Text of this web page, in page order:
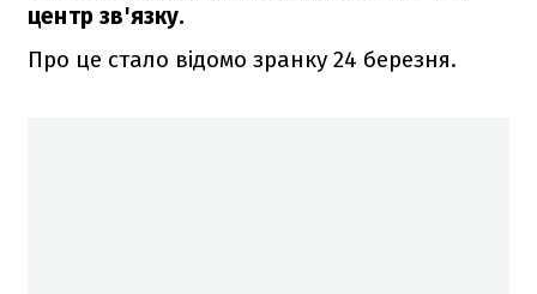
центр зв'язку.
Про це стало відомо зранку 24 березня.